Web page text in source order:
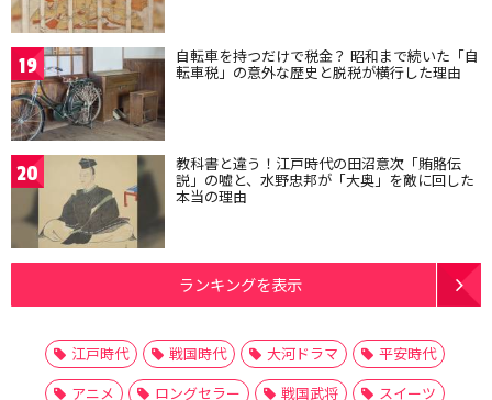
19 自転車を持つだけで税金？ 昭和まで続いた「自
転車税」の意外な歴史と脱税が横行した理由
20 教科書と違う！江戸時代の田沼意次「賄賂伝
説」の嘘と、水野忠邦が「大奥」を敵に回した
本当の理由
ランキングを表示
江戸時代 戦国時代 大河ドラマ
平安時代
アニメ
ロングセラー 戦国武将
スイーツ